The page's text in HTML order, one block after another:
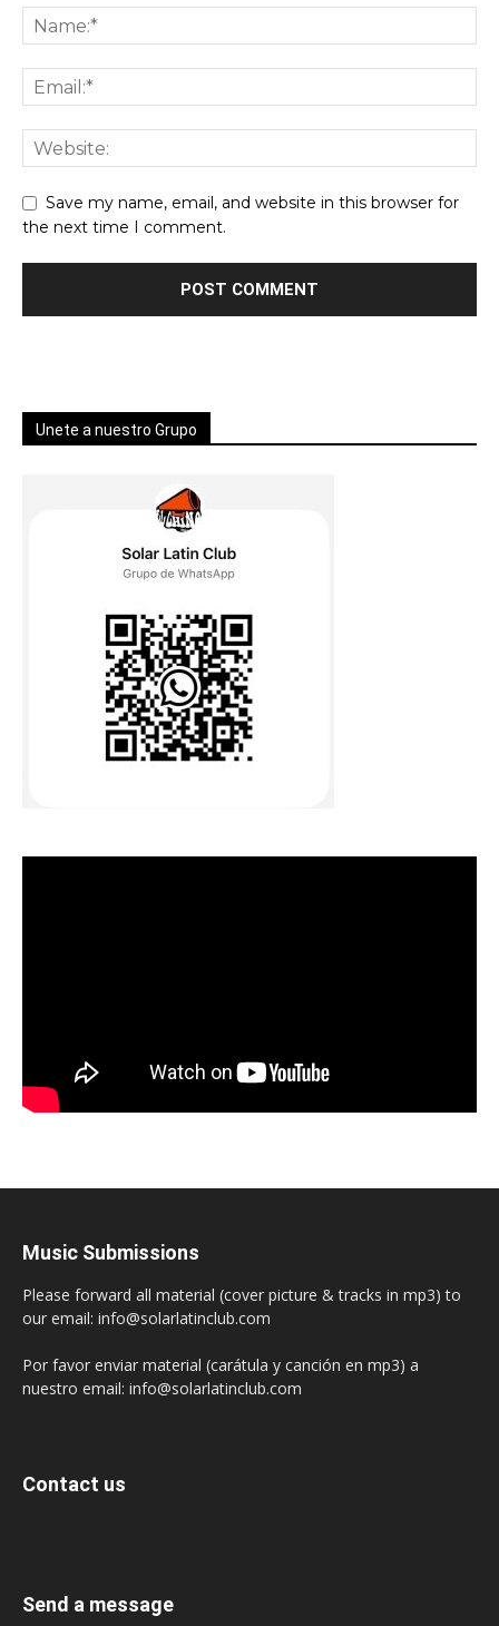
Save my name, email, and website in this browser for
the next time I comment.
Unete a nuestro Grupo
Music Submissions
Please forward all material (cover picture & tracks in mp3) to
our email: info@solarlatinclub.com
Por favor enviar material (carátula y canción en mp3) a
nuestro email: info@solarlatinclub.com
Contact us
Send a message